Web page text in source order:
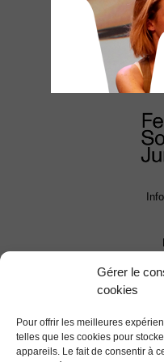
Gérer le
cookies
Pour offrir les meilleures
telles que les cookies pour
appareils. Le fait de consentir à